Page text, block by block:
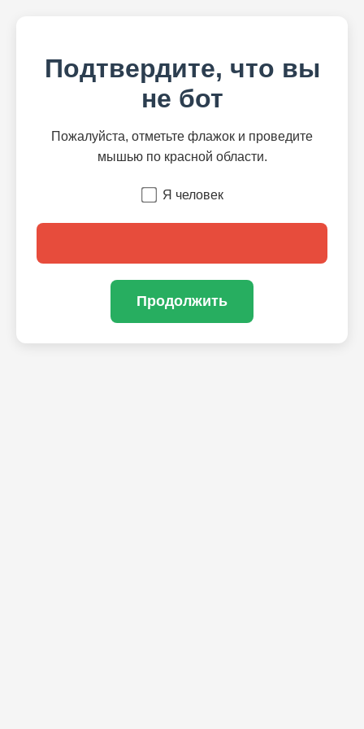
Подтвердите, что вы
не бот
Пожалуйста, отметьте флажок и проведите
мышью по красной области.
Я человек
Продолжить